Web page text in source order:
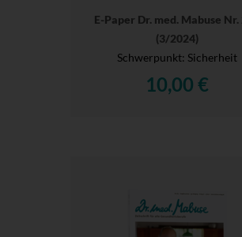
E-Paper Dr. med. Mabuse Nr.
(3/2024)
Schwerpunkt: Sicherheit
10,00 €